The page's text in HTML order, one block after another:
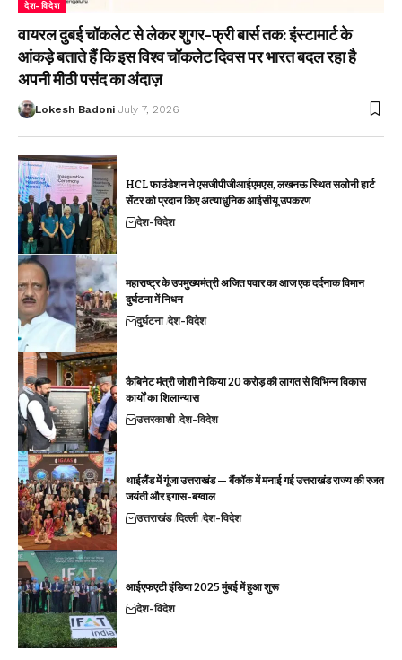
देश-विदेश
वायरल दुबई चॉकलेट से लेकर शुगर-फ्री बार्स तक: इंस्टामार्ट के
आंकड़े बताते हैं कि इस विश्व चॉकलेट दिवस पर भारत बदल रहा है
अपनी मीठी पसंद का अंदाज़
Lokesh Badoni July 7, 2026
HCL फाउंडेशन ने एसजीपीजीआईएमएस, लखनऊ स्थित सलोनी हार्ट
सेंटर को प्रदान किए अत्याधुनिक आईसीयू उपकरण
देश-विदेश
महाराष्ट्र के उपमुख्यमंत्री अजित पवार का आज एक दर्दनाक विमान
दुर्घटना में निधन
दुर्घटना देश-विदेश
कैबिनेट मंत्री जोशी ने किया 20 करोड़ की लागत से विभिन्न विकास
कार्यों का शिलान्यास
उत्तरकाशी देश-विदेश
थाईलैंड में गूंजा उत्तराखंड — बैंकॉक में मनाई गई उत्तराखंड राज्य की रजत
जयंती और इगास-बग्वाल
उत्तराखंड दिल्ली देश-विदेश
आईएफएटी इंडिया 2025 मुंबई में हुआ शुरू
देश-विदेश